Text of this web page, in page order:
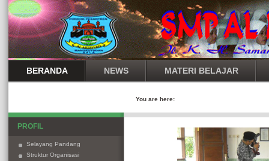
BERANDA NEWS MATERI BELAJAR
You are here:
PROFIL
Selayang Pandang
Struktur Organisasi